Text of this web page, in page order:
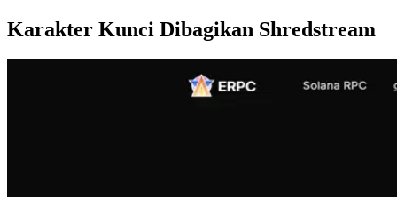
Karakter Kunci Dibagikan Shredstream